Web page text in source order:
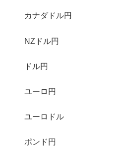
カナダドル円
NZドル円
ドル円
ユーロ円
ユーロドル
ポンド円